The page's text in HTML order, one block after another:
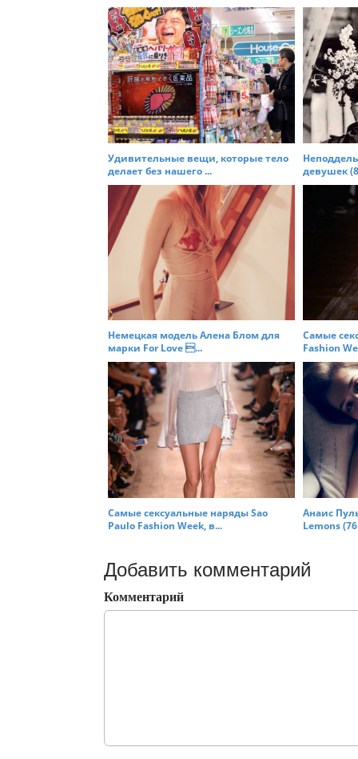
t
n
a
v
g
a
t
n
Удивительные вещи, которые тело
делает без нашего ...
девушек
Немецкая модель Алена Блом для
марки For Love ...
Самые
Fashion
Самые сексуальные наряды Sao
Paulo Fashion Week, в...
Анаис
Lemons
Добавить комментарий
Комментарий